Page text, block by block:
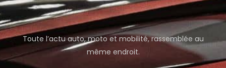
Toute l’actu auto, moto et mobilité, rassemblée au
même endroit.